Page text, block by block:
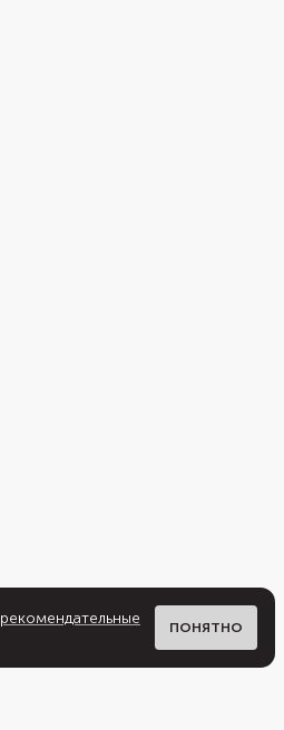
рекомендательные
ПОНЯТНО